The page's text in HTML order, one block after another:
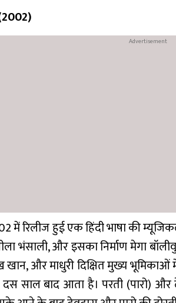
में रिलीज हुई एक हिंदी भाषा की
भंसाली, और इसका निर्माण मेगा
और माधुरी दिक्षित मुख्य भूमिकाओं
साल बाद आता है। परती (पारो)